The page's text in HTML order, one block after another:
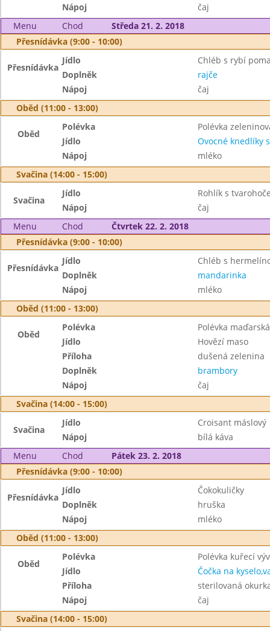
Nápoj
čaj
Menu
Chod
Středa 21. 2. 2018
Přesnídávka (9:00 - 10:00)
Přesnídávka
Jídlo
Chléb s rybí
Doplněk
rajče
Nápoj
čaj
Oběd (11:00 - 13:00)
Oběd
Polévka
Polévka
Jídlo
Ovocné knedlíky
Nápoj
mléko
Svačina (14:00 - 15:00)
Svačina
Jídlo
Rohlík s
Nápoj
čaj
Menu
Chod
Čtvrtek 22. 2. 2018
Přesnídávka (9:00 - 10:00)
Přesnídávka
Jídlo
Chléb s
Doplněk
mandarinka
Nápoj
mléko
Oběd (11:00 - 13:00)
Oběd
Polévka
Polévka
Jídlo
Hovězí maso
Příloha
dušená zelenina
Doplněk
brambory
Nápoj
čaj
Svačina (14:00 - 15:00)
Svačina
Jídlo
Croisant máslový
Nápoj
bílá káva
Menu
Chod
Pátek 23. 2. 2018
Přesnídávka (9:00 - 10:00)
Přesnídávka
Jídlo
Čokokuličky
Doplněk
hruška
Nápoj
mléko
Oběd (11:00 - 13:00)
Oběd
Polévka
Polévka kuřecí
Jídlo
Čočka na
Příloha
sterilovaná
Nápoj
čaj
Svačina (14:00 - 15:00)